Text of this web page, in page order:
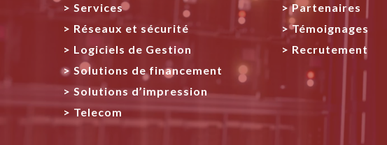
Services
Réseaux et sécurité
Logiciels de Gestion
Solutions de financement
Solutions d’impression
Telecom
Partenaires
Témoignages
Recrutement